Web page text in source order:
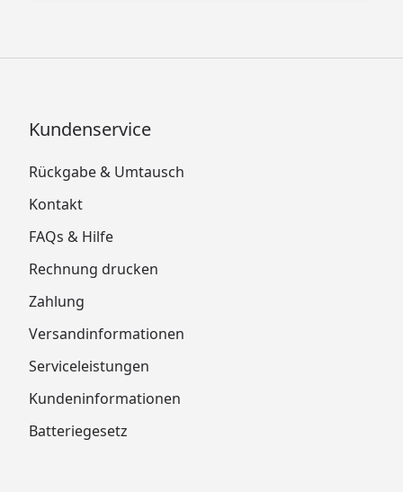
Kundenservice
Rückgabe & Umtausch
Kontakt
FAQs & Hilfe
Rechnung drucken
Zahlung
Versandinformationen
Serviceleistungen
Kundeninformationen
Batteriegesetz